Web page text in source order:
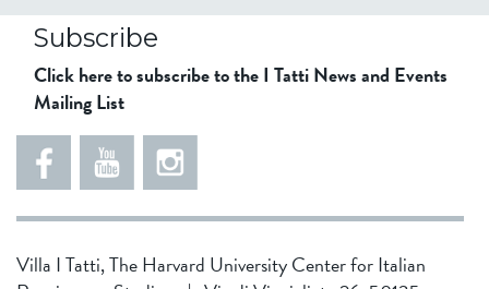
Subscribe
Click here to subscribe to the I Tatti News and Events
Mailing List
Villa I Tatti, The Harvard University Center for Italian